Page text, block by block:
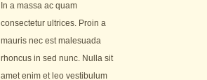
In a massa ac quam
consectetur ultrices. Proin a
mauris nec est malesuada
rhoncus in sed nunc. Nulla sit
amet enim et leo vestibulum